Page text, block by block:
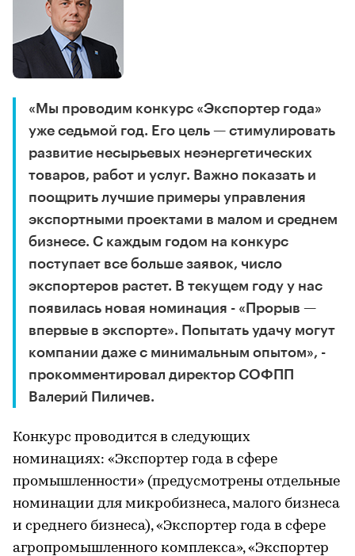
«Мы проводим конкурс «Экспортер года»
уже седьмой год. Его цель — стимулировать
развитие несырьевых неэнергетических
товаров, работ и услуг. Важно показать и
поощрить лучшие примеры управления
экспортными проектами в малом и среднем
бизнесе. С каждым годом на конкурс
поступает все больше заявок, число
экспортеров растет. В текущем году у нас
появилась новая номинация - «Прорыв —
впервые в экспорте». Попытать удачу могут
компании даже с минимальным опытом», -
прокомментировал директор СОФПП
Валерий Пиличев.
Конкурс проводится в следующих
номинациях: «Экспортер года в сфере
промышленности» (предусмотрены отдельные
номинации для микробизнеса, малого бизнеса
и среднего бизнеса), «Экспортер года в сфере
агропромышленного комплекса», «Экспортер